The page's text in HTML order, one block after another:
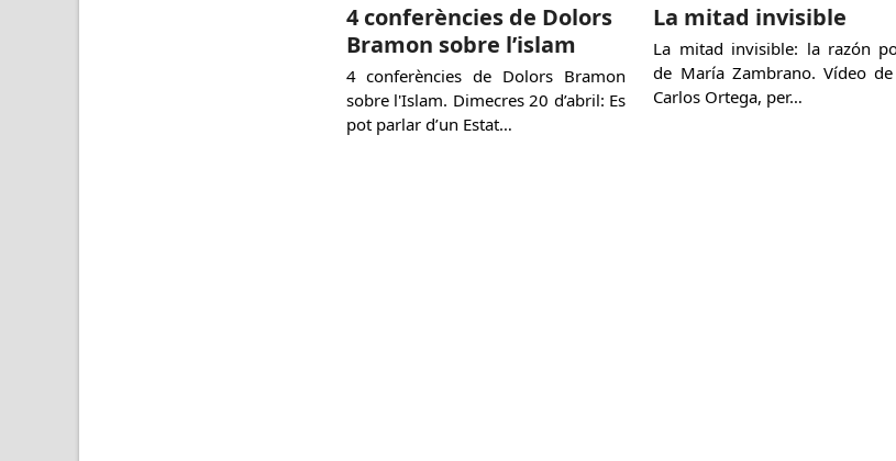
4 conferències de Dolors
Bramon sobre l’islam
4 conferències de Dolors Bramon
sobre l'Islam. Dimecres 20 d’abril: Es
pot parlar d’un Estat…
La mitad invisible
La mitad invisible: la razón
de María Zambrano. Vídeo de
Carlos Ortega, per…